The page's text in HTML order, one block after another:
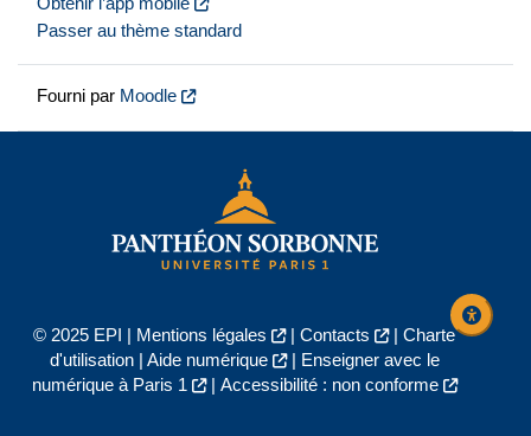
Passer au thème standard
Fourni par Moodle
© 2025 EPI | Mentions légales | Contacts | Charte
d'utilisation| Aide numérique |
Enseigner avec le
numérique à Paris 1
| Accessibilité : non conforme